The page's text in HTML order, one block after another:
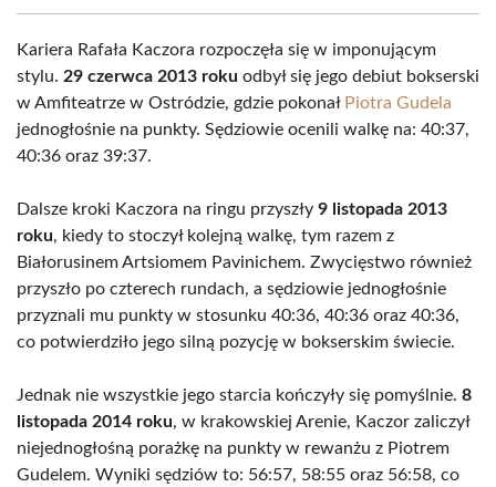
Kariera Rafała Kaczora rozpoczęła się w imponującym
stylu. 29 czerwca 2013 roku odbył się jego debiut bokserski
w Amfiteatrze w Ostródzie, gdzie pokonał Piotra Gudela
jednogłośnie na punkty. Sędziowie ocenili walkę na: 40:37,
40:36 oraz 39:37.
Dalsze kroki Kaczora na ringu przyszły 9 listopada 2013
roku, kiedy to stoczył kolejną walkę, tym razem z
Białorusinem Artsiomem Pavinichem. Zwycięstwo również
przyszło po czterech rundach, a sędziowie jednogłośnie
przyznali mu punkty w stosunku 40:36, 40:36 oraz 40:36,
co potwierdziło jego silną pozycję w bokserskim świecie.
Jednak nie wszystkie jego starcia kończyły się pomyślnie. 8
listopada 2014 roku, w krakowskiej Arenie, Kaczor zaliczył
niejednogłośną porażkę na punkty w rewanżu z Piotrem
Gudelem. Wyniki sędziów to: 56:57, 58:55 oraz 56:58, co